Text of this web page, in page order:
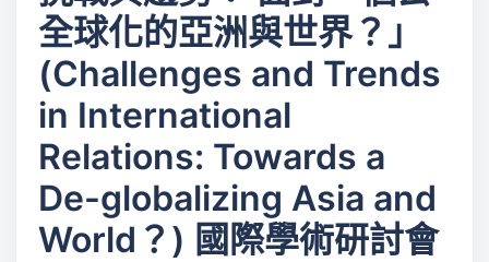
全球化的亞洲與世界？」
(Challenges and Trends
in International
Relations: Towards a
De-globalizing Asia and
World？) 國際學術研討會